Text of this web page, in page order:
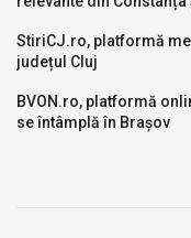
StiriCJ.ro, platformă
județul Cluj
BVON.ro, platformă
se întâmplă în Brașov